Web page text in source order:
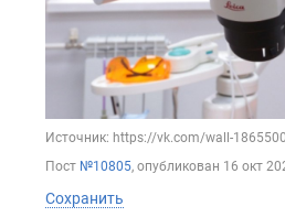
Источник: https://vk.com/wall-
Пост №10805, опубликован 16 окт
Сохранить